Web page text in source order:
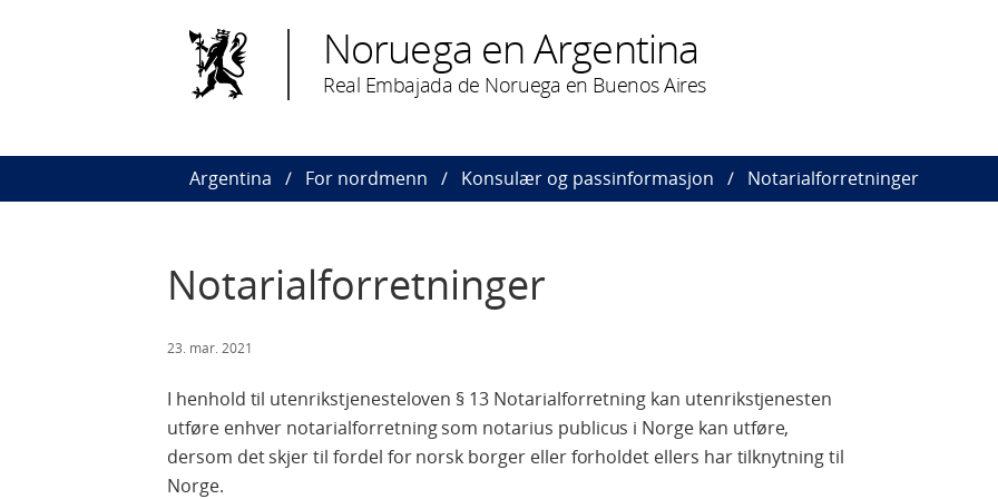
Noruega en Argentina
Real Embajada de Noruega en Buenos Aires
Argentina For nordmenn Konsulær og passinformasjon Notarialforretninger
Notarialforretninger
23. mar. 2021
I henhold til utenrikstjenesteloven § 13 Notarialforretning kan utenrikstjenesten
utføre enhver notarialforretning som notarius publicus i Norge kan utføre,
dersom det skjer til fordel for norsk borger eller forholdet ellers har tilknytning til
Norge.